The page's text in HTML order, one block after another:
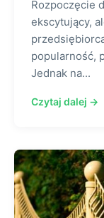
Rozpoczęcie
ekscytujący,
popularność,
Jednak na...
Czytaj dalej →